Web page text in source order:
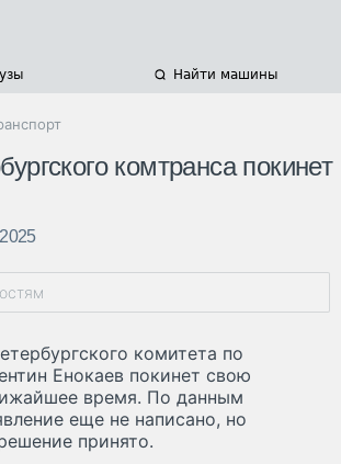
Найти машины
комтранса покинет
комитета по
Енокаев покинет свою
время. По данным
еще не написано, но
принято.